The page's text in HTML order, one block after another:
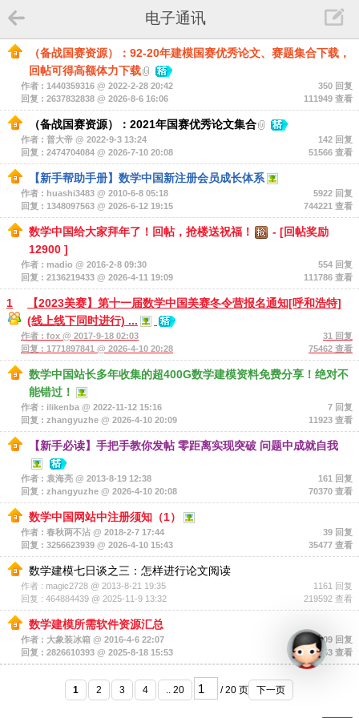
电子通讯
（备战国赛资源）：92-20年建模国赛优秀论文、赛题集合下载，
回帖可得高额体力下载
作者 : 1440359316 @ 2022-2-28 20:42
回复 : 2637832838 @ 2026-8-6 16:06
350 回复
111949 查看
（备战国赛资源）：2021年国赛优秀论文集合
作者 : 普大帝 @ 2022-9-3 13:24
回复 : 2474704084 @ 2026-7-10 20:08
142 回复
51566 查看
【新手帮助手册】数学中国新注册会员成长体系
作者 : huashi3483 @ 2010-6-8 05:18
回复 : 1348097563 @ 2026-6-12 19:15
5922 回复
744221 查看
数学中国给大家拜年了！回帖，抢楼送祝福！ - [回帖奖励
12900 ]
作者 : madio @ 2016-2-8 09:30
回复 : 2136219433 @ 2026-4-11 19:09
554 回复
111786 查看
1
【2023美赛】第十一届数学中国美赛冬令营报名通知[呼和浩特]
(线上线下同时进行) ...
作者 : fox @ 2017-9-18 02:03
回复 : 1771897841 @ 2026-4-10 20:28
31 回复
75462 查看
数学中国站长多年收集的超400G数学建模资料免费分享！绝对不
能错过！
作者 : ilikenba @ 2022-11-12 15:16
回复 : zhangyuzhe @ 2026-4-10 20:09
7 回复
11923 查看
【新手必读】手把手教你发帖 零距离实现突破 问题中成就自我
作者 : 袁海亮 @ 2013-8-19 12:38
回复 : zhangyuzhe @ 2026-4-10 20:08
161 回复
70370 查看
数学中国网站中注册须知（1）
作者 : 春秋两不沾 @ 2018-2-7 17:44
回复 : 3256623939 @ 2026-4-10 15:43
39 回复
35477 查看
数学建模七日谈之三：怎样进行论文阅读
作者 : magic2728 @ 2013-8-21 19:35
回复 : 464884439 @ 2025-11-9 13:32
1161 回复
219592 查看
数学建模所需软件资源汇总
作者 : 大象装冰箱 @ 2016-4-6 22:07
回复 : 2826610393 @ 2025-8-18 15:53
209 回复
108053 查看
1 2 3 4 .. 20 / 20 页 下一页